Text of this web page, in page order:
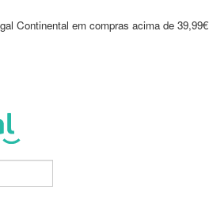
Continental em compras acima de 39,99€